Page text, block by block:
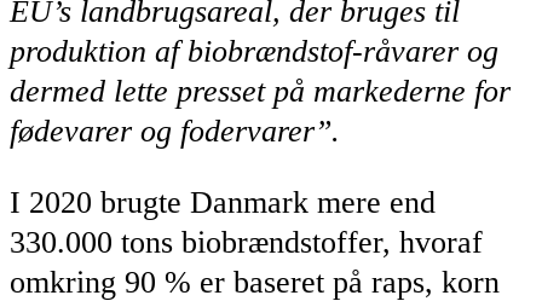
EU’s landbrugsareal, der bruges til
produktion af biobrændstof-råvarer og
dermed lette presset på markederne for
fødevarer og fodervarer”.
I 2020 brugte Danmark mere end
330.000 tons biobrændstoffer, hvoraf
omkring 90 % er baseret på raps, korn